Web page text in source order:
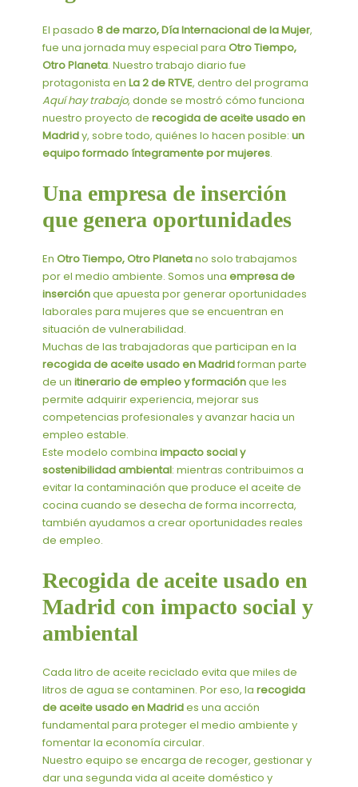
El pasado 8 de marzo, Día Internacional de la Mujer,
fue una jornada muy especial para Otro Tiempo,
Otro Planeta. Nuestro trabajo diario fue
protagonista en La 2 de RTVE, dentro del programa
Aquí hay trabajo, donde se mostró cómo funciona
nuestro proyecto de recogida de aceite usado en
Madridy, sobre todo, quiénes lo hacen posible: un
equipo formado íntegramente por mujeres.
Una empresa de inserción
que genera oportunidades
En Otro Tiempo, Otro Planetano solo trabajamos
por el medio ambiente. Somos una empresa de
inserciónque apuesta por generar oportunidades
laborales para mujeres que se encuentran en
situación de vulnerabilidad.
Muchas de las trabajadoras que participan en la
recogida de aceite usado en Madridforman parte
de un itinerario de empleo y formaciónque les
permite adquirir experiencia, mejorar sus
competencias profesionales y avanzar hacia un
empleo estable.
Este modelo combina impacto social y
sostenibilidad ambiental: mientras contribuimos a
evitar la contaminación que produce el aceite de
cocina cuando se desecha de forma incorrecta,
también ayudamos a crear oportunidades reales
de empleo.
Recogida de aceite usado en
Madrid con impacto social y
ambiental
Cada litro de aceite reciclado evita que miles de
litros de agua se contaminen. Por eso, la recogida
de aceite usado en Madrides una acción
fundamental para proteger el medio ambiente y
fomentar la economía circular.
Nuestro equipo se encarga de recoger, gestionar y
dar una segunda vida al aceite doméstico y